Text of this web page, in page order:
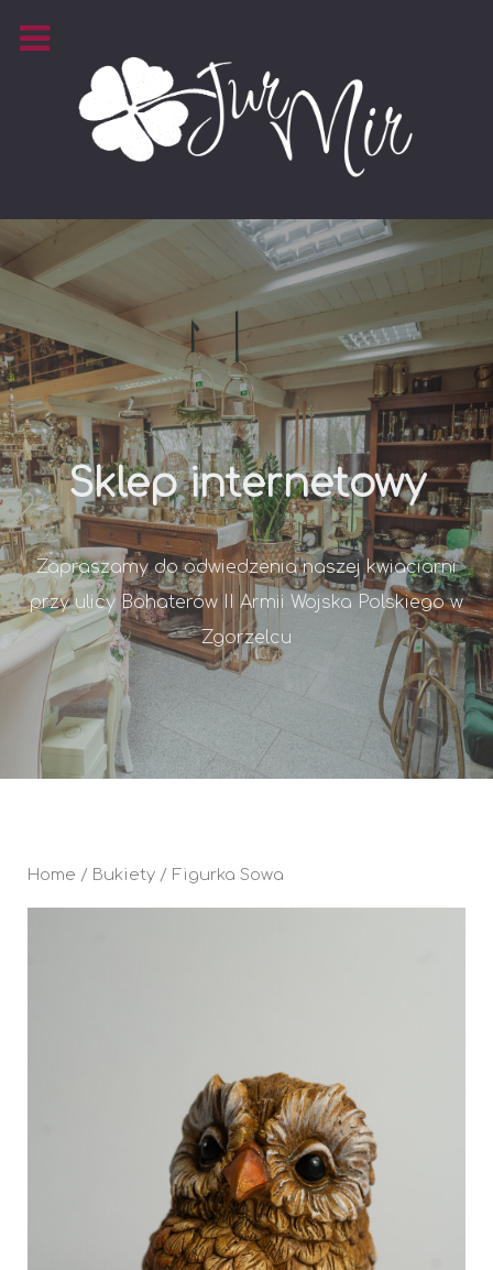
Sklep internetowy
Zapraszamy do odwiedzenia naszej kwiaciarni
przy ulicy Bohaterów II Armii Wojska Polskiego w
Zgorzelcu
Home / Bukiety / Figurka Sowa